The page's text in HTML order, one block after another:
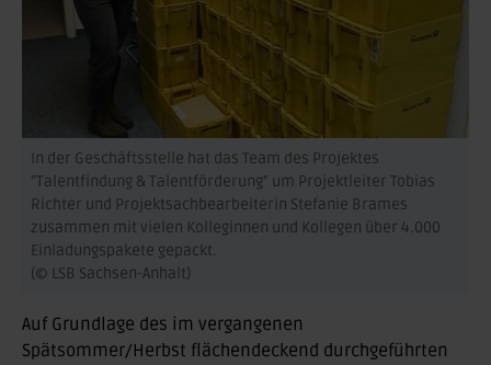
In der Geschäftsstelle hat das Team des Projektes
"Talentfindung & Talentförderung" um Projektleiter Tobias
Richter und Projektsachbearbeiterin Stefanie Brames
zusammen mit vielen Kolleginnen und Kollegen über 4.000
Einladungspakete gepackt.
(© LSB Sachsen-Anhalt)
Auf Grundlage des im vergangenen
Spätsommer/Herbst flächendeckend durchgeführten